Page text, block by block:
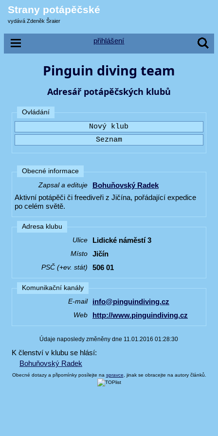
Strany potápěčské
vydává Zdeněk Šraier
přihlášení
Pinguin diving team
Adresář potápěčských klubů
Ovládání
Obecné informace
Zapsal a edituje
Bohuňovský Radek
Aktivní potápěči či freediveři z Jičína, pořádající expedice
po celém světě.
Adresa klubu
Ulice
Lidické náměstí 3
Místo Jičín
PSČ (+ev. stát) 506 01
Komunikační kanály
E-mail
info@pinguindiving.cz
Web http://www.pinguindiving.cz
Údaje naposledy změněny dne 11.01.2016 01:28:30
K členství v klubu se hlásí:
Bohuňovský Radek
Obecné dotazy a připomínky posílejte na spravce , jinak se obracejte na autory článků.